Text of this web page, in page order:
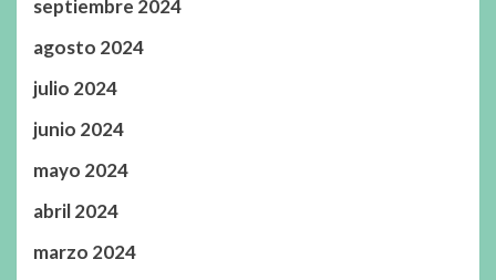
septiembre 2024
agosto 2024
julio 2024
junio 2024
mayo 2024
abril 2024
marzo 2024